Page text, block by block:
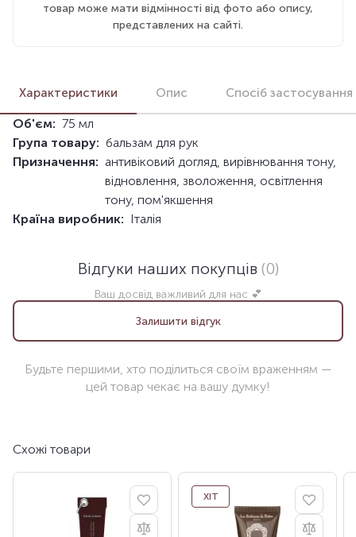
товар може мати відмінності від фото або опису,
представлених на сайті.
Характеристики Опис Спосіб застосування
Об'єм: 75 мл
Група товару: бальзам для рук
Призначення: антивіковий догляд, вирівнювання тону,
відновлення, зволоження, освітлення
тону, пом'якшення
Країна виробник: Італія
Відгуки наших покупців (0)
Ваш досвід важливий для нас 💕
Залишити відгук
Будьте першими, хто поділиться своїм враженням —
цей товар чекає на вашу думку!
Схожі товари
ХІТ